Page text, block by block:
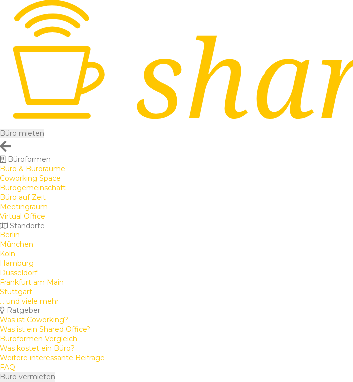
Büro mieten
Büroformen
Büro & Büroräume
Coworking Space
Bürogemeinschaft
Büro auf Zeit
Meetingraum
Virtual Office
Standorte
Berlin
München
Köln
Hamburg
Düsseldorf
Frankfurt am Main
Stuttgart
... und viele mehr
Ratgeber
Was ist Coworking?
Was ist ein Shared Office?
Büroformen Vergleich
Was kostet ein Büro?
Weitere interessante Beiträge
FAQ
Büro vermieten